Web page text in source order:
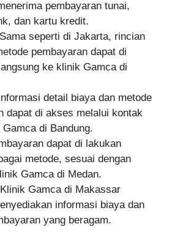
pembayaran tunai,
dan kartu kredit.
Sama seperti di Jakarta, rincian
pembayaran dapat di
ke klinik Gamca di
detail biaya dan metode
dapat di akses melalui kontak
di Bandung.
dapat di lakukan
metode, sesuai dengan
Gamca di Medan.
Klinik Gamca di Makassar
informasi biaya dan
yang beragam.